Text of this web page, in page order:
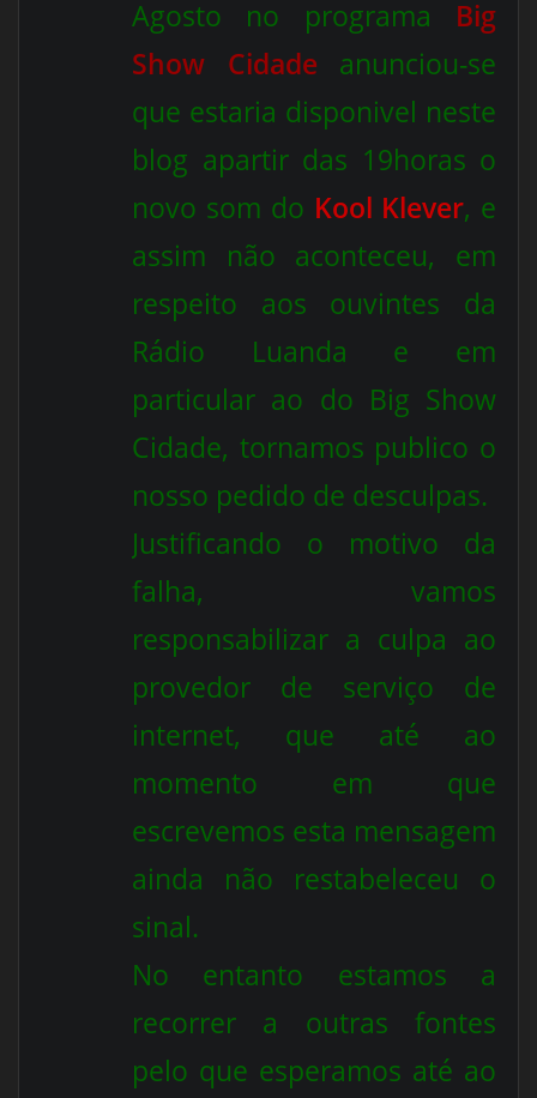
Agosto no programa Big
Show Cidade anunciou-se
que estaria disponivel neste
blog apartir das 19horas o
novo som do Kool Klever, e
assim não aconteceu, em
respeito aos ouvintes da
Rádio Luanda e em
particular ao do Big Show
Cidade, tornamos publico o
nosso pedido de desculpas.
Justificando o motivo da
falha, vamos
responsabilizar a culpa ao
provedor de serviço de
internet, que até ao
momento em que
escrevemos esta mensagem
ainda não restabeleceu o
sinal.
No entanto estamos a
recorrer a outras fontes
pelo que esperamos até ao